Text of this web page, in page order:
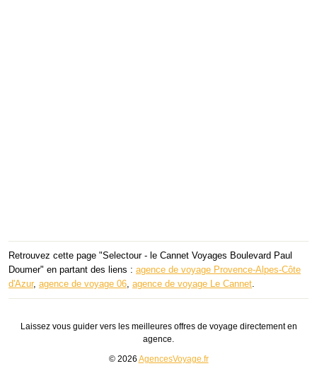
Retrouvez cette page "Selectour - le Cannet Voyages Boulevard Paul
Doumer" en partant des liens : agence de voyage Provence-Alpes-Côte
d'Azur, agence de voyage 06 agence de voyage Le Cannet
Laissez vous guider vers les meilleures offres de voyage directement en
agence.
© 2026 AgencesVoyage.fr